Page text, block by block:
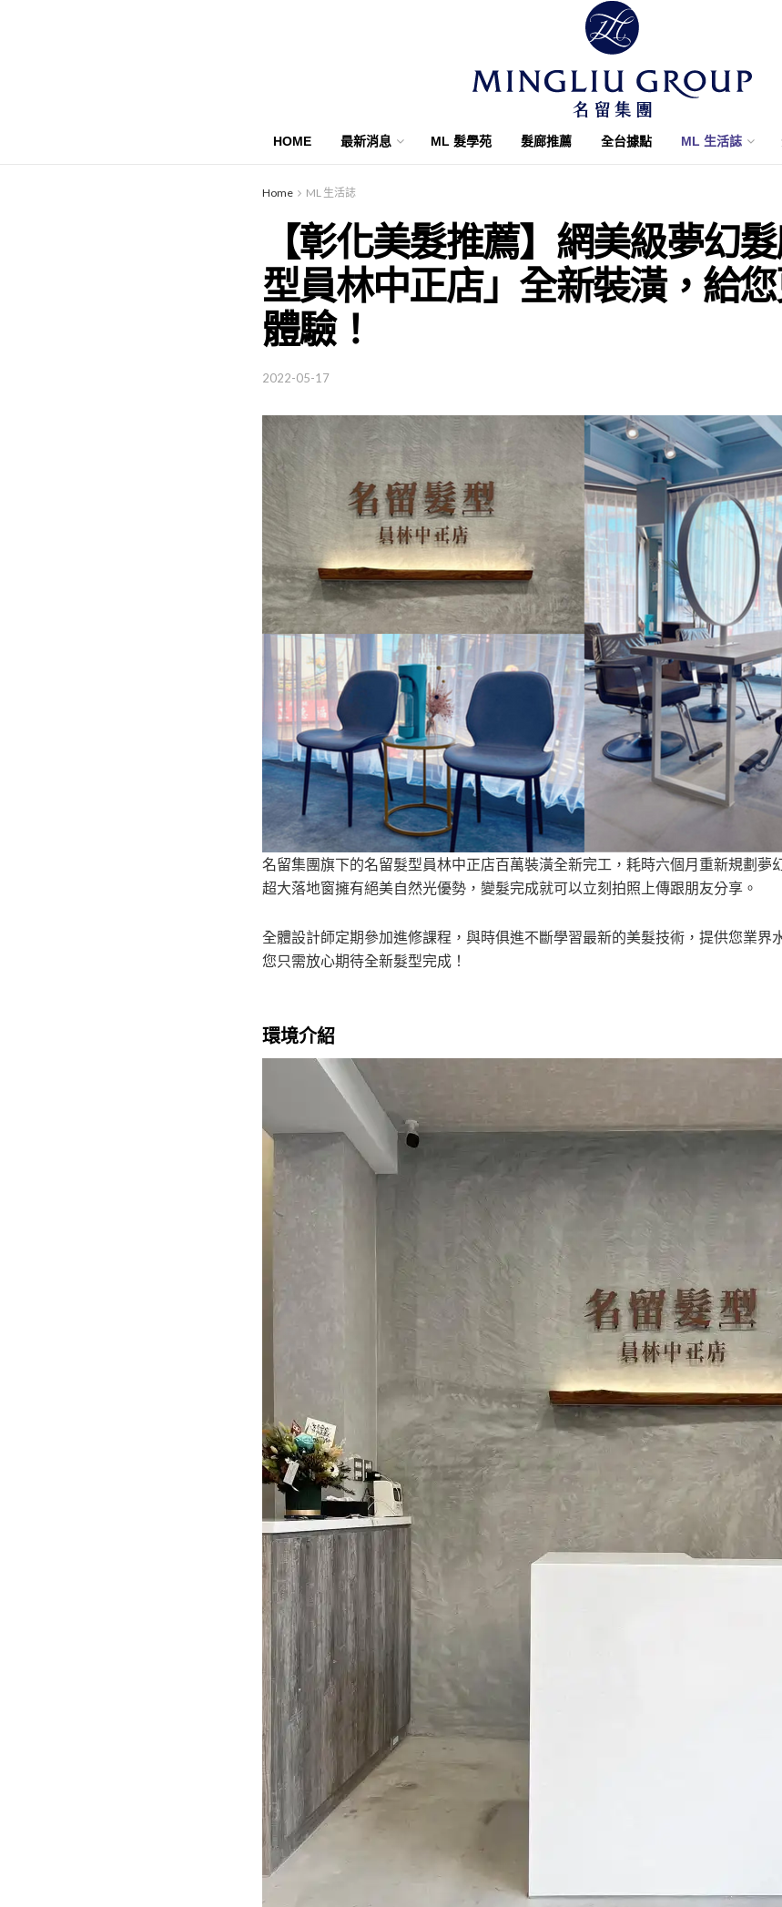
HOME 最新消息 ML 髮學苑 髮廊推薦 全台據點 ML 生活誌
Home ML 生活誌
【彰化美髮推薦】網美級夢幻
型員林中正店」全新裝潢，給
體驗！
2022-05-17
名留集團旗下的名留髮型員林中正店百萬裝潢全新完工，耗時六個月重新規劃夢
超大落地窗擁有絕美自然光優勢，變髮完成就可以立刻拍照上傳跟朋友分享。
全體設計師定期參加進修課程，與時俱進不斷學習最新的美髮技術，提供您業界
您只需放心期待全新髮型完成！
環境介紹